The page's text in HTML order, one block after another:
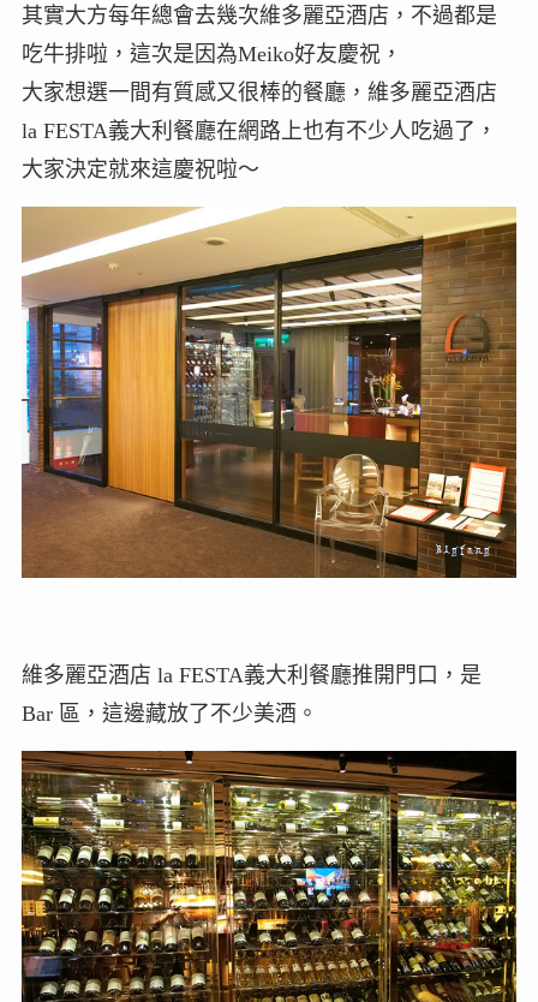
其實大方每年總會去幾次維多麗亞酒店，不過都是
吃牛排啦，這次是因為Meiko好友慶祝，
大家想選一間有質感又很棒的餐廳，維多麗亞酒店
la FESTA義大利餐廳在網路上也有不少人吃過了，
大家決定就來這慶祝啦～
維多麗亞酒店 la FESTA義大利餐廳推開門口，是
Bar 區，這邊藏放了不少美酒。